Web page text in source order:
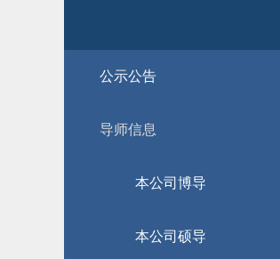
公示公告
导师信息
本公司博导
本公司硕导